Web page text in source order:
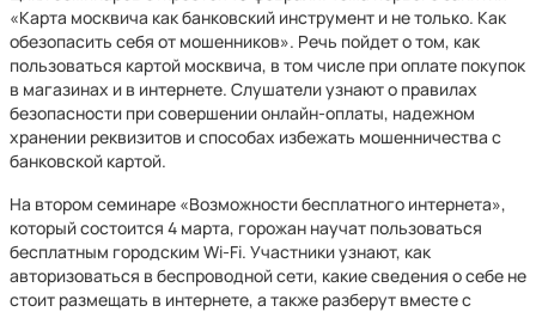
«Карта москвича как банковский инструмент и не только. Как
обезопасить себя от мошенников». Речь пойдет о том, как
пользоваться картой москвича, в том числе при оплате покупок
в магазинах и в интернете. Слушатели узнают о правилах
безопасности при совершении онлайн-оплаты, надежном
хранении реквизитов и способах избежать мошенничества с
банковской картой.
На втором семинаре «Возможности бесплатного интернета»,
который состоится 4 марта, горожан научат пользоваться
бесплатным городским Wi-Fi. Участники узнают, как
авторизоваться в беспроводной сети, какие сведения о себе не
стоит размещать в интернете, а также разберут вместе с